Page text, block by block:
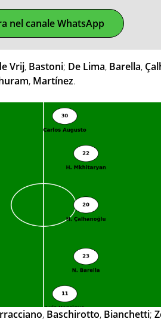
nel canale WhatsApp
Vrij, Bastoni; De Lima, Barella,
, Martínez.
, Baschirotto, Bianchetti;